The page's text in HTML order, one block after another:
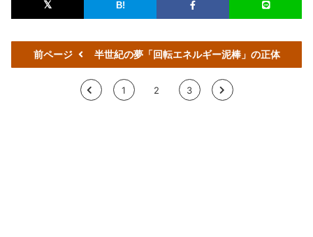
前ページ 半世紀の夢「回転エネルギー泥棒」の正体
< 1 2 3 >